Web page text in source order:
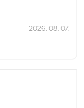
2026. 08. 07.